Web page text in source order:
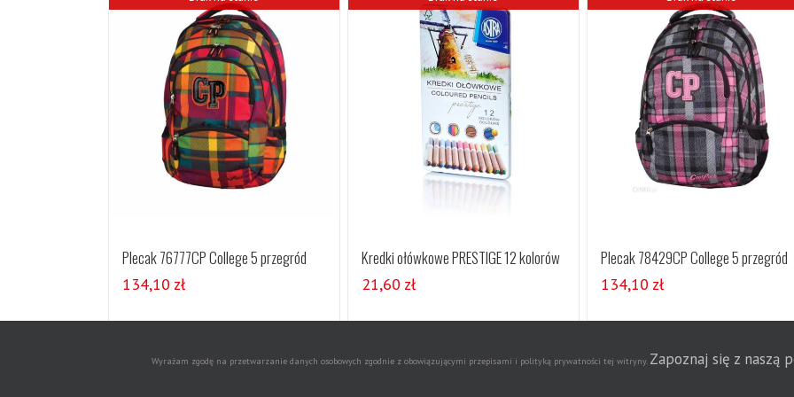
Plecak 76777CP College 5 przegród
134,10 zł
Kredki ołówkowe PRESTIGE 12 kolorów
21,60 zł
Plecak 78429CP College 5 przegród
134,10 zł
Wyrażam zgodę na przetwarzanie danych osobowych zgodnie z obowiązującymi przepisami i polityką prywatności tej witryny. Zapoznaj się z naszą